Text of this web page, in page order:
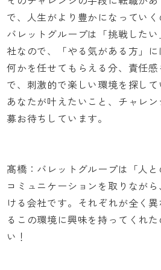
で、人生がより豊かになってい
バレットグループは「挑戦した
社なので、「やる気がある方」
何かを任せてもらえる分、責任
で、刺激的で楽しい環境を探し
あなたが叶えたいこと、チャレ
募お待ちしています。
髙橋：バレットグループは「人
コミュニケーションを取りなが
ける会社です。それぞれが全く
るこの環境に興味を持ってくれ